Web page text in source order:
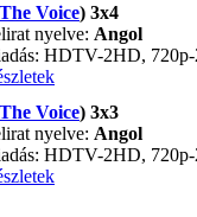
The Voice) 3x4
nyelve: Angol
HDTV-2HD,
The Voice) 3x3
nyelve: Angol
HDTV-2HD,